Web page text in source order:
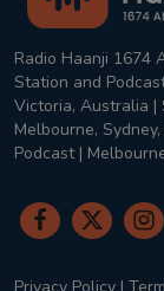
Radio Haanji 1674
Station and
Victoria, Australia |
Melbourne,
Podcast |